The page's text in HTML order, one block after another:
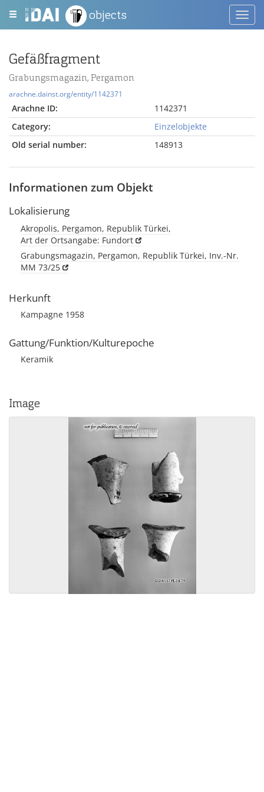
objects
Gefäßfragment
Grabungsmagazin, Pergamon
arachne.dainst.org/entity/1142371
Arachne ID:
1142371
Category:
Einzelobjekte
Old serial number:
148913
Informationen zum Objekt
Lokalisierung
Akropolis, Pergamon, Republik Türkei,
Art der Ortsangabe: Fundort
Grabungsmagazin, Pergamon, Republik Türkei, Inv.-Nr.
MM 73/25
Herkunft
Kampagne 1958
Gattung/Funktion/Kulturepoche
Keramik
Image